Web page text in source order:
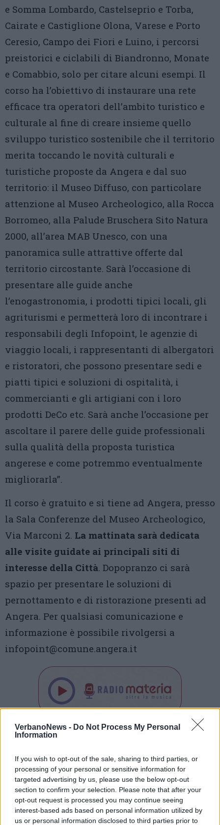
VerbanoNews - Do Not Process My Personal
Information
If you wish to opt-out of the sale, sharing to third parties, or
processing of your personal or sensitive information for
targeted advertising by us, please use the below opt-out
section to confirm your selection. Please note that after your
opt-out request is processed you may continue seeing
interest-based ads based on personal information utilized by
us or personal information disclosed to third parties prior to
e Somma Lombardo, Castelseprio e Torba,
Cairate e Castiglione Olona, Varese e Porto
Ceresio, Campo dei Fiori e Luino, i percorsi
preistorici e ciclabili di Biandronno, Monate
e Comabbio, solo per citare alcuni esempi. Il
corso ha l’obiettivo di instaurare una rete
efficace tra operatori dell’ambito turistico e
culturale al fine di creare insieme quello
sviluppo turistico sostenibile che il territorio
merita toccando le novità culturali e
turistiche proposte da Angera e dal suo
territorio: il Museo Diffuso, con particolare
attenzione al Museo Archeologico, alla Rocca
Borromeo, alla Palude Bruschera Sito Natura
2000, all’area MAB Unesco, con una
panoramica sulle attrattive offerte dal
territorio circostante. Sarà l’occasione di
presentare alle guide anche
l’enogastronomia, i prodotti tipici locali, gli
agriturismi e permetterà loro di incontrare i
responsabili degli Infopoint, le agenzie di
viaggio locali, i rappresentanti di albergatori
e ristoratori, che possono presentare sedi e
piatti tipici e soluzioni di ospitalità, i
commercianti e gli artigiani con i loro
prodotti DeCo etc. Sarà anche l’occasione per
ascoltare il parere delle guide professionali
sulla qualità della proposta turistica
angerese e come potremmo eventualmente
migliorarla”.
Il corso è gratuito e si tiene ad Angera, presso
la Sala Conferenze del Museo Archeologico,
Via Marconi 2. La mattinata sarà dedicata
alle visite guidate ai principali siti di
interesse della Città. Dopopranzo ci sarà
spazio per presentare le soluzioni di
pernottamento e di ristorazione presenti ad
Angera. Per qualsiasi comunicazione e
informazione è possibile rivolgersi a
infopoint@comune.angera.it
Castronno
Tutti gli eventi
di agosto
PIÙ INFORMAZIONI SU
angera hub del lago maggiore angera